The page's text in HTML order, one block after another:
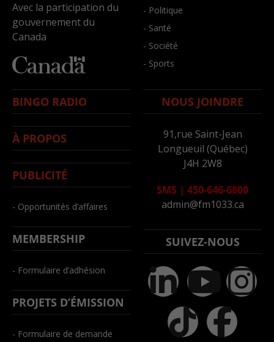
Avec la participation du
gouvernement du
Canada
- Politique
- Santé
- Société
- Sports
BINGO RADIO
À PROPOS
PUBLICITÉ
- Opportunités d’affaires
MEMBERSHIP
- Formulaire d’adhésion
PROJETS D’ÉMISSION
- Formulaire de demande
NOUS JOINDRE
91,rue Saint-Jean
Longueuil (Québec)
J4H 2W8
SMS | 450-646-6800
admin@fm1033.ca
SUIVEZ-NOUS